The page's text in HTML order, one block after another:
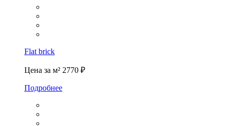
Flat brick
Цена за м² 2770 ₽
Подробнее